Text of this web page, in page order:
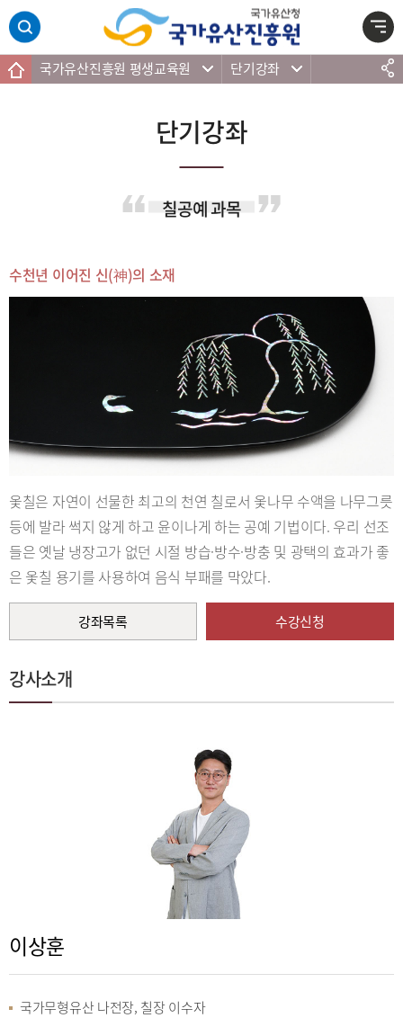
본문 바로가기
주메뉴 바로가기
하단 바로가기
국가유산진흥원 평생교육원 단기강좌
단기강좌
칠공예 과목
수천년 이어진 신(神)의 소재
옻칠은 자연이 선물한 최고의 천연 칠로서 옻나무 수액을 나무그릇
등에 발라 썩지 않게 하고 윤이나게 하는 공예 기법이다. 우리 선조
들은 옛날 냉장고가 없던 시절 방습·방수·방충 및 광택의 효과가 좋
은 옻칠 용기를 사용하여 음식 부패를 막았다.
강좌목록 수강신청
강사소개
이상훈
국가무형유산 나전장, 칠장 이수자